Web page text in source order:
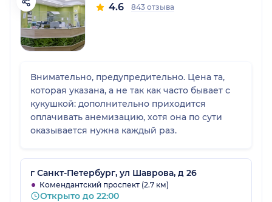
4.6 843 отзыва
Внимательно, предупредительно. Цена та,
которая указана, а не так как часто бывает с
кукушкой: дополнительно приходится
оплачивать анемизацию, хотя она по сути
оказывается нужна каждый раз.
г Санкт-Петербург, ул Шаврова, д 26
Комендантский проспект (2.7 км)
Открыто до 22:00